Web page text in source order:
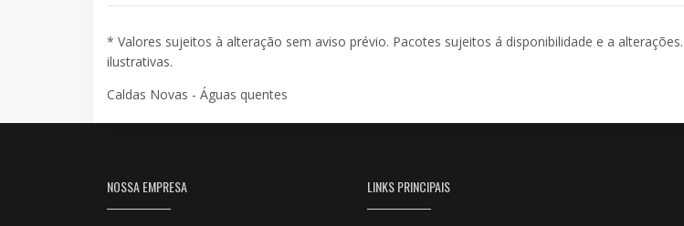
* Valores sujeitos à alteração sem aviso prévio. Pacotes sujeitos á disponibilidade e a
ilustrativas.
Caldas Novas - Águas quentes
NOSSA EMPRESA LINKS PRINCIPAIS